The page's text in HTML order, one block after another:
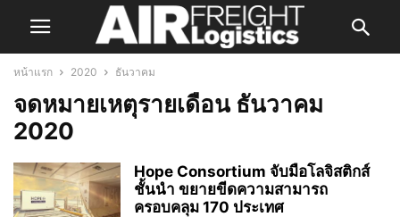
หน้าแรก 2020 ธันวาคม
จดหมายเหตุรายเดือน ธันวาคม
2020
Hope Consortium จับมือโลจิสติกส์
ชั้นนำ ขยายขีดความสามารถ
ครอบคลุม 170 ประเทศ